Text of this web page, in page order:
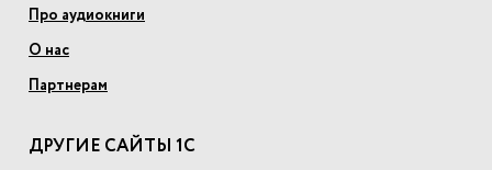
Про аудиокниги
О нас
Партнерам
ДРУГИЕ САЙТЫ 1С